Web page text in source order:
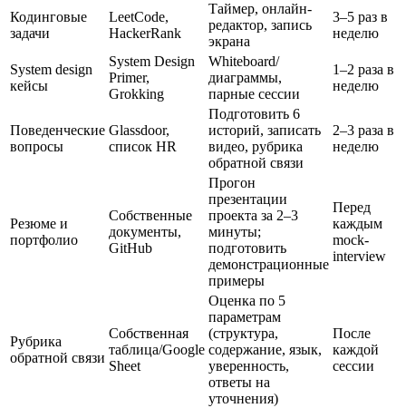
Кодинговые
задачи
LeetCode,
HackerRank
Таймер, онлайн-
редактор, запись
экрана
3–5 раз в
неделю
System design
кейсы
System Design
Primer,
Grokking
Whiteboard/
диаграммы,
парные сессии
1–2 раза в
неделю
Поведенческие
вопросы
Glassdoor,
список HR
Подготовить 6
историй, записать
видео, рубрика
обратной связи
2–3 раза в
неделю
Резюме и
портфолио
Собственные
документы,
GitHub
Прогон
презентации
проекта за 2–3
минуты;
подготовить
демонстрационные
примеры
Перед
каждым
mock-
interview
Рубрика
обратной связи
Собственная
таблица/Google
Sheet
Оценка по 5
параметрам
(структура,
содержание, язык,
уверенность,
ответы на
уточнения)
После
каждой
сессии